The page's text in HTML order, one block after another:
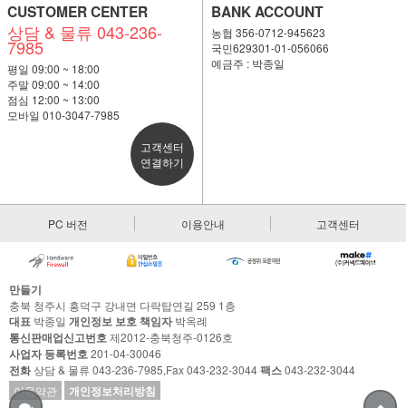
CUSTOMER CENTER
상담 & 물류 043-236-
7985
평일 09:00 ~ 18:00
주말 09:00 ~ 14:00
점심 12:00 ~ 13:00
모바일 010-3047-7985
고객센터
연결하기
BANK ACCOUNT
농협 356-0712-945623
국민629301-01-056066
예금주 : 박종일
PC 버전 이용안내 고객센터
만들기
충북 청주시 흥덕구 강내면 다락탑연길 259 1층
대표 박종일 개인정보 보호 책임자박옥례
통신판매업신고번호제2012-충북청주-0126호
사업자 등록번호201-04-30046
전화상담 & 물류 043-236-7985,Fax 043-232-3044팩스043-232-3044
이용약관
개인정보처리방침